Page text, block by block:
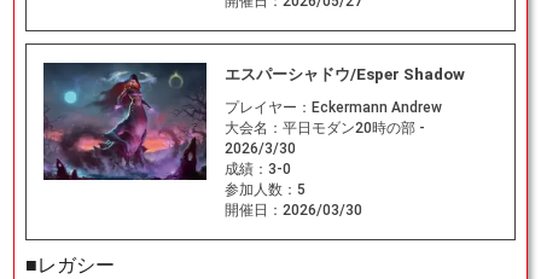
エスパーシャドウ/Esper Shadow
プレイヤー： Eckermann Andrew
大会名： 平日モダン20時の部 -
2026/3/30
成績： 3-0
参加人数： 5
開催日： 2026/03/30
■レガシー